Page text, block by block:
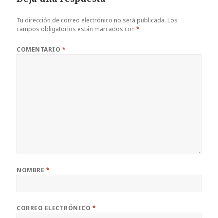
Tu dirección de correo electrónico no será publicada. Los
campos obligatorios están marcados con*
COMENTARIO *
NOMBRE *
CORREO ELECTRÓNICO *